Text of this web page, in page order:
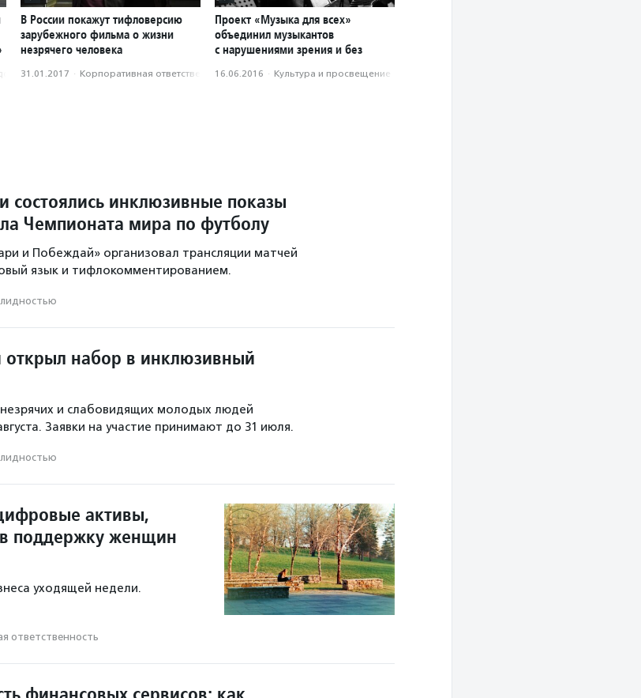
В России покажут тифловерсию
зарубежного фильма о жизни
незрячего человека
31.01.2017 · Корпоративная ответственность
Проект «Музыка для всех»
объединил музыкантов
с нарушениями зрения и без
16.06.2016 · Культура и просвещение
состоялись инклюзивные показы
Чемпионата мира по футболу
и Побеждай» организовал трансляции матчей
язык и тифлокомментированием.
набор в инклюзивный
и слабовидящих молодых людей
Заявки на участие принимают до 31 июля.
активы,
поддержку женщин
уходящей недели.
ответственность